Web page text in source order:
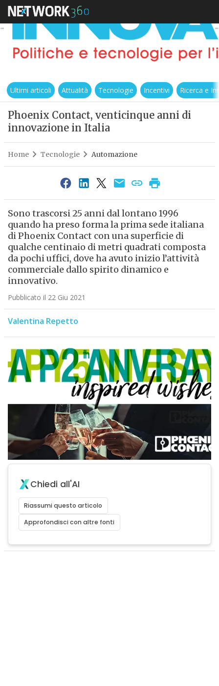
Ultimi articoli Attualità Tecnologie Incentivi Ricerca e
Phoenix Contact, venticinque anni di
innovazione in Italia
Home Tecnologie Automazione
Sono trascorsi 25 anni dal lontano 1996
quando ha preso forma la prima sede italiana
di Phoenix Contact con una superficie di
qualche centinaio di metri quadrati composta
da pochi uffici, dove ha avuto inizio l’attività
commerciale dallo spirito dinamico e
innovativo.
Pubblicato il 22 Giu 2021
Valentina Repetto
Chiedi all'AI
Riassumi questo articolo
Approfondisci con altre fonti